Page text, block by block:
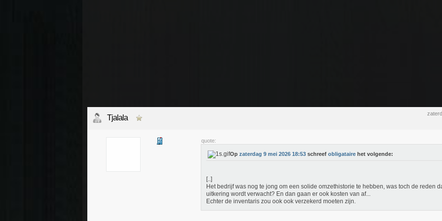
Tjalala
quote:
Op zaterdag 9 mei 2026 18:53 schreef obligataire het volgende:
[..]
Het bedrijf was nog te jong om een solide omzethistorie te hebben, was toch de reden
uitkering wordt verwacht? En dan gaan er ook kosten van af...
Echter de inventaris zou ook ook verzekerd moeten zijn.